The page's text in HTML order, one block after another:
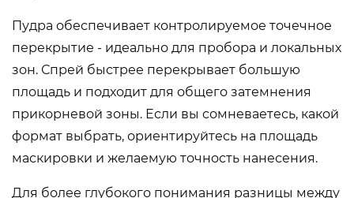
Пудра обеспечивает контролируемое точечное
перекрытие - идеально для пробора и локальных
зон. Спрей быстрее перекрывает большую
площадь и подходит для общего затемнения
прикорневой зоны. Если вы сомневаетесь, какой
формат выбрать, ориентируйтесь на площадь
маскировки и желаемую точность нанесения.
Для более глубокого понимания разницы между